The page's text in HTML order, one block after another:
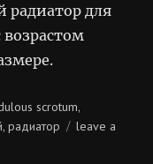
радиатор для
возрастом
scrotum,
,радиатор
leave a